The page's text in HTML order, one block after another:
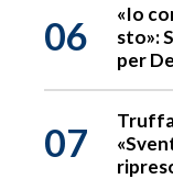
06
«Io
sto»:
per
07